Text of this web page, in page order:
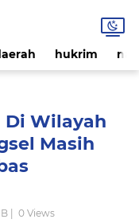
hukrim
Di Wilayah
Masih
| 0 Views